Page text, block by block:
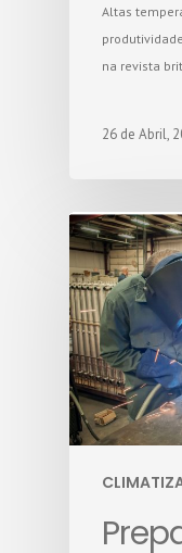
Altas
na revista
26 de Abril,